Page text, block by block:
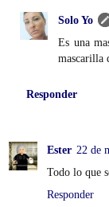
Solo Yo
Es una
mascarilla
Responder
Ester 22 de
Todo lo que
Responder